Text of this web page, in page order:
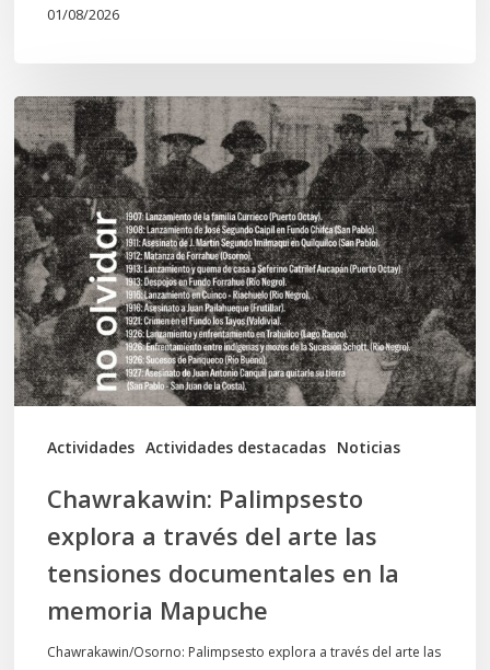
01/08/2026
Actividades Actividades destacadas Noticias
Chawrakawin:
Palimpsesto
explora
a
través
del
arte
las
tensiones
documentales
memoria
Mapuche
Chawrakawin: Palimpsesto
explora a través del arte las
tensiones documentales en la
memoria Mapuche
Chawrakawin/Osorno: Palimpsesto explora a través del arte las